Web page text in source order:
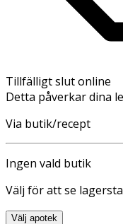
Tillfälligt slut online
Detta påverkar dina
Via butik/recept
Ingen vald butik
Välj för att se
Välj apotek